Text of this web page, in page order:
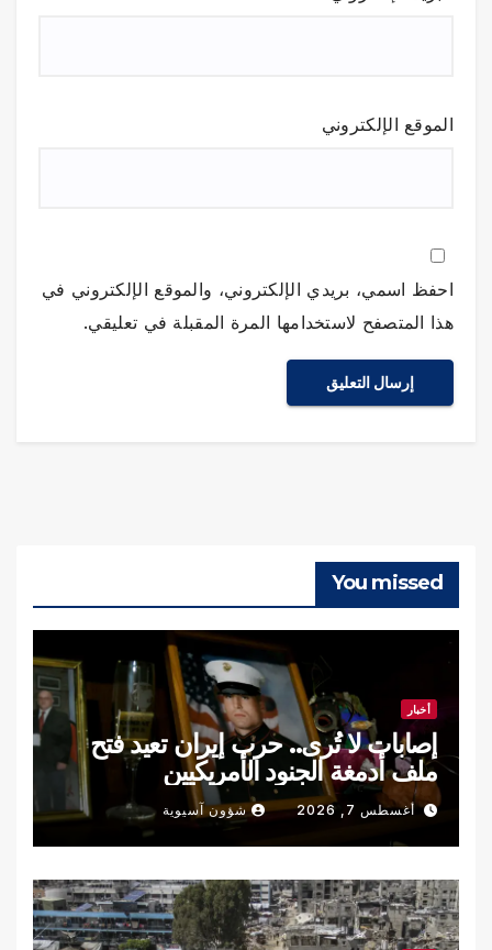
الموقع الإلكتروني
احفظ اسمي، بريدي الإلكتروني، والموقع الإلكتروني في
هذا المتصفح لاستخدامها المرة المقبلة في تعليقي.
You missed
أخبار
إصابات لا تُرى.. حرب إيران تعيد فتح
ملف أدمغة الجنود الأمريكيين
أغسطس 7, 2026 شؤون آسيوية